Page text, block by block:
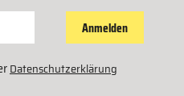
Anmelden
Datenschutzerklärung